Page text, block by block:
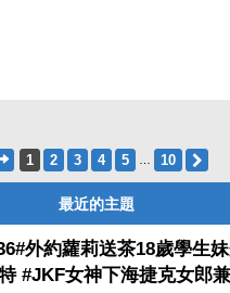
第1 頁 (共 頁)
1 2 3 4 5 10
最近的主題
外約蘿莉送茶18歲學生
#JKF女神下海捷克女郎